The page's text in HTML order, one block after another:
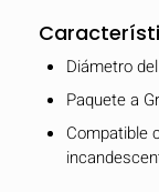
Diámetro
Paquete a
Compatible